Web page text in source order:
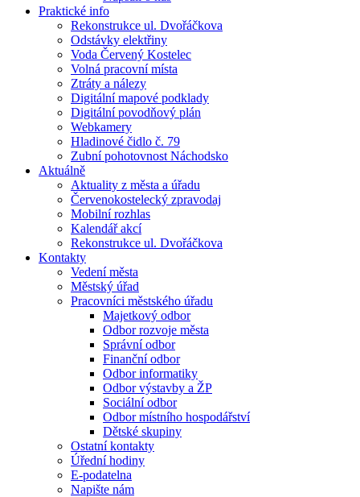
Praktické info
Rekonstrukce ul. Dvořáčkova
Odstávky elektřiny
Voda Červený Kostelec
Volná pracovní místa
Ztráty a nálezy
Digitální mapové podklady
Digitální povodňový plán
Webkamery
Hladinové čidlo č. 79
Zubní pohotovnost Náchodsko
Aktuálně
Aktuality z města a úřadu
Červenokostelecký zpravodaj
Mobilní rozhlas
Kalendář akcí
Rekonstrukce ul. Dvořáčkova
Kontakty
Vedení města
Městský úřad
Pracovníci městského úřadu
Majetkový odbor
Odbor rozvoje města
Správní odbor
Finanční odbor
Odbor informatiky
Odbor výstavby a ŽP
Sociální odbor
Odbor místního hospodářství
Dětské skupiny
Ostatní kontakty
Úřední hodiny
E-podatelna
Napište nám